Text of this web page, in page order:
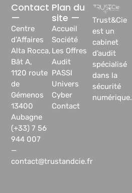
Trust&Cie
est un
cabinet
d’audit
spécialisé
dans la
sécurité
numérique.
Plan du
site —
Accueil
Société
Les Offres
Audit
PASSI
Univers
Cyber
Contact
Contact
—
Centre
d’Affaires
Alta Rocca,
Bât A,
1120 route
de
Gémenos
13400
Aubagne
(+33) 7 56
944 007
—
contact@trustandcie.fr